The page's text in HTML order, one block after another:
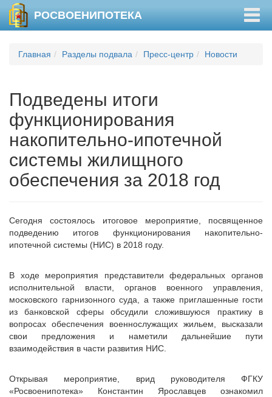
РОСВОЕНИПОТЕКА
Главная Разделы подвала Пресс-центр Новости
Подведены итоги
функционирования
накопительно-ипотечной
системы жилищного
обеспечения за 2018 год
Сегодня состоялось итоговое мероприятие, посвященное
подведению итогов функционирования накопительно-
ипотечной системы (НИС) в 2018 году.
В ходе мероприятия представители федеральных органов
исполнительной власти, органов военного управления,
московского гарнизонного суда, а также приглашенные гости
из банковской сферы обсудили сложившуюся практику в
вопросах обеспечения военнослужащих жильем, высказали
свои предложения и наметили дальнейшие пути
взаимодействия в части развития НИС.
Открывая мероприятие, врид руководителя ФГКУ
«Росвоенипотека» Константин Ярославцев ознакомил